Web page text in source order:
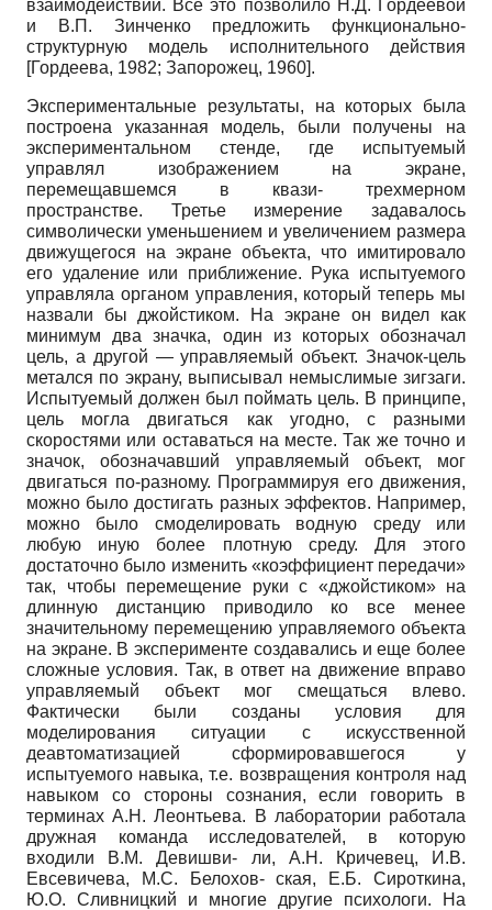
взаимодействий. Все это позволило Н.Д. Гордеевой
и В.П. Зин­ченко предложить функционально-
структурную модель исполнительного действия
[Гордеева, 1982; Запорожец, 1960].
Экспериментальные результаты, на которых была
построена указанная модель, были получены на
экспериментальном стенде, где испытуемый
управлял изображением на экране,
перемещавшемся в квази- трехмерном
пространстве. Третье измерение задавалось
символически уменьшением и увеличением размера
движущегося на экране объекта, что имитировало
его удаление или приближение. Рука испытуемого
управляла органом управления, который теперь мы
назвали бы джойстиком. На экране он видел как
минимум два значка, один из которых обозначал
цель, а другой — управляемый объект. Значок-цель
метался по экрану, выписывал немыслимые зигзаги.
Испытуемый должен был поймать цель. В принципе,
цель могла двигаться как угодно, с разными
скоростями или оставаться на месте. Так же точно и
значок, обозначавший управляемый объект, мог
двигаться по-разному. Программируя его движения,
можно было достигать разных эффектов. Например,
можно было смоделировать водную среду или
любую иную более плотную среду. Для этого
достаточно было изменить «коэффициент передачи»
так, чтобы перемещение руки с «джойстиком» на
длинную дистанцию приводило ко все менее
значительному перемещению управляемого объекта
на экране. В эксперименте создавались и еще более
сложные условия. Так, в ответ на движение вправо
управляемый объект мог смещаться влево.
Фактически были созданы условия для
моделирования ситуации с искусственной
деавтоматизацией сформировавшегося у
испытуемого навыка, т.е. возвращения контроля над
навыком со стороны сознания, если говорить в
терминах А.Н. Ле­онтьева. В лаборатории работала
дружная команда исследователей, в которую
входили В.М. Девишви- ли, А.Н. Кричевец, И.В.
Евсевичева, М.С. Белохов- ская, Е.Б. Сироткина,
Ю.О. Сливницкий и многие другие психологи. На